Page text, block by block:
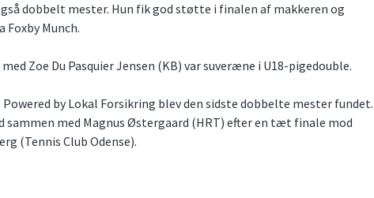
dobbelt mester. Hun fik god støtte i finalen af makkeren og
Munch.
Zoe Du Pasquier Jensen (KB) var suveræne i U18-pigedouble.
Powered by Lokal Forsikring blev den sidste dobbelte mester fundet.
sammen med Magnus Østergaard (HRT) efter en tæt finale mod
(Tennis Club Odense).